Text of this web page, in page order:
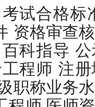
考试合格标
资格审查
百科指导
程师 注
职称业务